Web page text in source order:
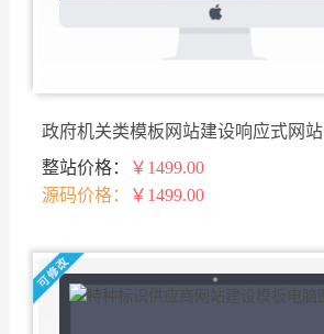
政府机关类模板网站建设响应式网站
整站价格：
￥1499.00
源码价格：
￥1499.00